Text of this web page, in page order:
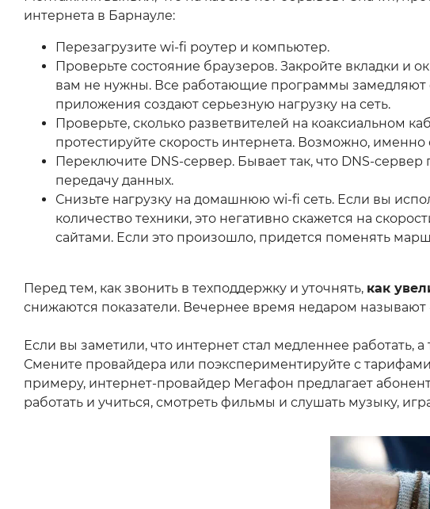
интернета в Барнауле:
Перезагрузите wi-fi роутер и компьютер.
Проверьте состояние браузеров. Закройте вкладки и
вам не нужны. Все работающие программы замедляют
приложения создают серьезную нагрузку на сеть.
Проверьте, сколько разветвителей на коаксиальном
протестируйте скорость интернета. Возможно,
Переключите DNS-сервер. Бывает так, что DNS-
передачу данных.
Снизьте нагрузку на домашнюю wi-fi сеть. Если вы
количество техники, это негативно скажется на
сайтами. Если это произошло, придется поменять
Перед тем, как звонить в техподдержку и уточнять, как
снижаются показатели. Вечернее время недаром называют
Если вы заметили, что интернет стал медленнее
Смените провайдера или поэкспериментируйте с
примеру, интернет-провайдер Мегафон предлагает
работать и учиться, смотреть фильмы и слушать музыку,